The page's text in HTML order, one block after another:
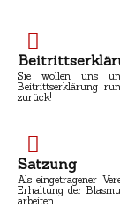
Sie wollen uns
Beitrittserklärung
zurück!
Satzung
Als eingetragener
Erhaltung der
arbeiten.